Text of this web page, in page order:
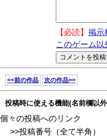
【必読】 掲示
このゲーム
<<前の作品 次の作品>>
投稿時に使える機能(名前欄以
個々の投稿へのリンク
>>投稿番号（全て半角）